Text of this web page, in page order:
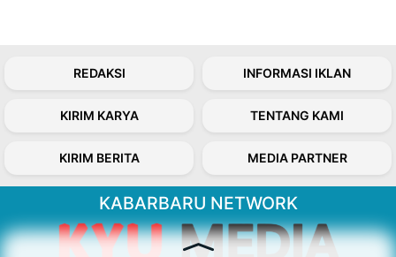
REDAKSI INFORMASI IKLAN
KIRIM KARYA TENTANG KAMI
KIRIM BERITA MEDIA PARTNER
KABARBARU NETWORK